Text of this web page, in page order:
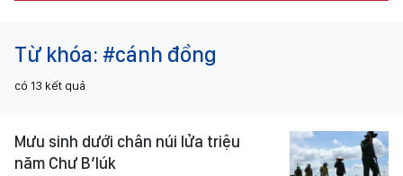
Từ khóa: #cánh đồng
có 13 kết quả
Mưu sinh dưới chân núi lửa triệu
năm Chư B’lúk